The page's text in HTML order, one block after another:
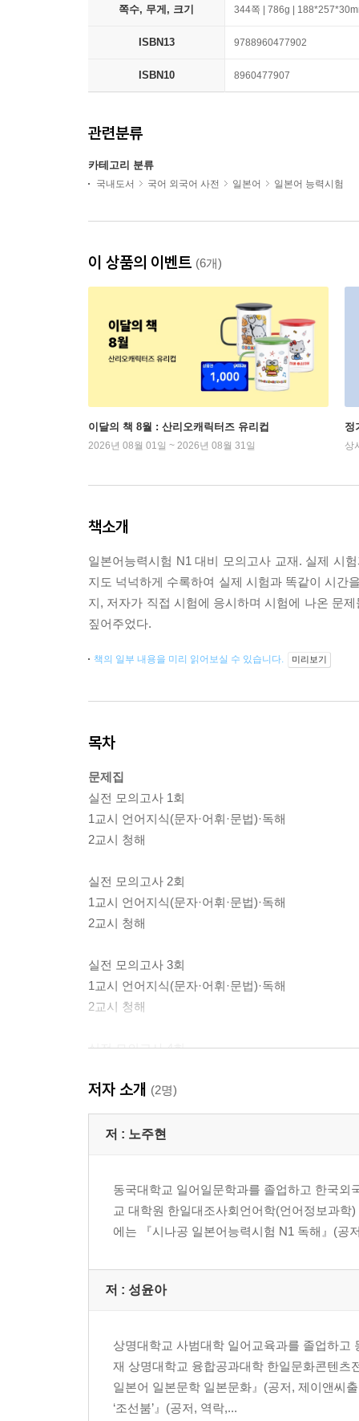
쪽수, 무게, 크기 344쪽 | 786g |
ISBN13 9788960477902
ISBN10 8960477907
관련분류
카테고리 분류
국내도서 국어 외국어 사전 일본어 일본어 능력시험
이 상품의 이벤트 (6개)
이달의 책 8월 : 산리오캐릭터즈 유리컵
2026년 08월 01일 ~ 2026년 08월 31일
정
상
책소개
일본어능력시험 N1 대비 모의고사 교재. 실제 시
지도 넉넉하게 수록하여 실제 시험과 똑같이 시간
지, 저자가 직접 시험에 응시하며 시험에 나온 문
짚어주었다.
책의 일부 내용을 미리 읽어보실 수 있습니다. 미리보기
목차
문제집
실전 모의고사 1회
1교시 언어지식(문자·어휘·문법)·독해
2교시 청해
실전 모의고사 2회
1교시 언어지식(문자·어휘·문법)·독해
2교시 청해
실전 모의고사 3회
1교시 언어지식(문자·어휘·문법)·독해
2교시 청해
실전 모의고사 4회
2교시 청해
해답용지
머리말
이 책의 구성 및 활용법
新일본어능력시험 N1 가이드
실전 모의고사 정답&해설 1회
실전 모의고사 정답&해설 3회
실전 모의고사 정답&해설 4회
저자 소개 (2명)
저 : 노주현
동국대학교 일어일문학과를 졸업하고 한국
교 대학원 한일대조사회언어학(언어정보과
에는 『시나공 일본어능력시험 N1 독해』(공
저 : 성윤아
상명대학교 사범대학 일어교육과를 졸업하
재 상명대학교 융합공과대학 한일문화콘텐츠
일본어 일본문학 일본문화』(공저, 제이앤씨
‘조선붐’』(공저, 역락,...